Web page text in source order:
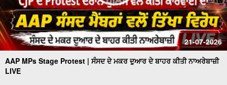
21-07-2026
AAP MPs Stage Protest | ਸੰਸਦ ਦੇ ਮਕਰ ਦੁਆਰ ਦੇ ਬਾਹਰ ਕੀਤੀ ਨਾਅਰੇਬਾਜ਼ੀ
LIVE